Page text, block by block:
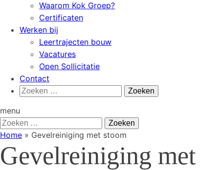
Waarom Kok Groep?
Certificaten
Werken bij
Leertrajecten bouw
Vacatures
Open Sollicitatie
Contact
Zoeken
menu
Zoeken
naar:
Home » Gevelreiniging met stoom
Gevelreiniging met